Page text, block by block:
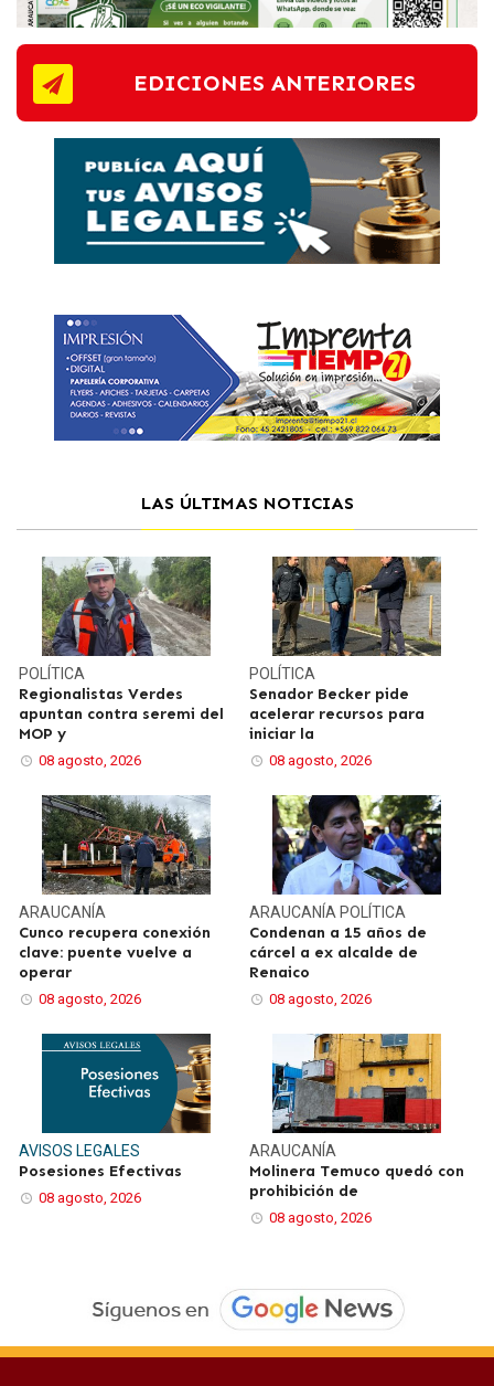
EDICIONES ANTERIORES
LAS ÚLTIMAS NOTICIAS
POLÍTICA
Regionalistas Verdes
apuntan contra seremi del
MOP y
08 agosto, 2026
POLÍTICA
Senador Becker pide
acelerar recursos para
iniciar la
08 agosto, 2026
ARAUCANÍA
Cunco recupera conexión
clave: puente vuelve a
operar
08 agosto, 2026
ARAUCANÍA POLÍTICA
Condenan a 15 años de
cárcel a ex alcalde de
Renaico
08 agosto, 2026
AVISOS LEGALES
Posesiones Efectivas
08 agosto, 2026
ARAUCANÍA
Molinera Temuco quedó con
prohibición de
08 agosto, 2026